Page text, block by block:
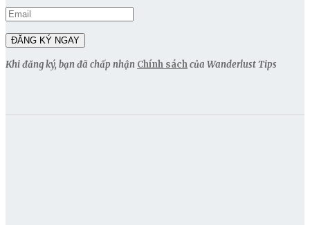
Khi đăng ký, bạn đã chấp nhận Chính sáchcủa Wanderlust Tips